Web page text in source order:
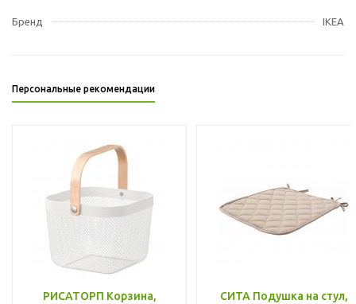
Бренд IKEA
Персональные рекомендации
РИСАТОРП Корзина,
СИТА Подушка на стул,